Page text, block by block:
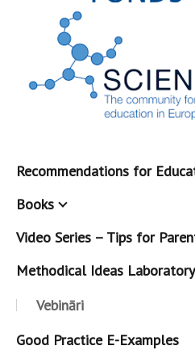
Recommendations for
Books
Video Series – Tips for
Methodical Ideas Laboratory
Vebināri
Good Practice E-Examples